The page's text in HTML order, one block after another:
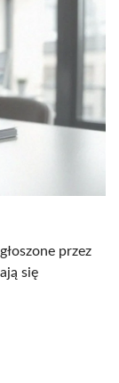
przez
się